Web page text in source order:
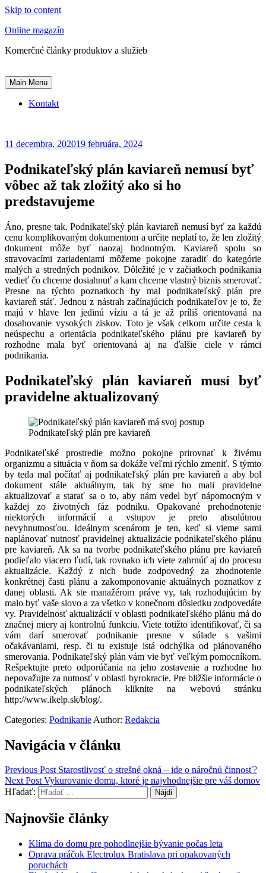
Skip to content
Online magazín
Komerčné články produktov a služieb
Main Menu
Kontakt
11 decembra, 202019 februára, 2024
Podnikateľský plán kaviareň nemusí byť
vôbec až tak zložitý ako si ho
predstavujeme
Áno, presne tak. Podnikateľský plán kaviareň nemusí byť za každú
cenu komplikovaným dokumentom a určite neplatí to, že len zložitý
dokument môže byť naozaj hodnotným. Kaviareň spolu so
stravovacími zariadeniami môžeme pokojne zaradiť do kategórie
malých a stredných podnikov. Dôležité je v začiatkoch podnikania
vedieť čo chceme dosiahnuť a kam chceme vlastný biznis smerovať.
Presne na týchto poznatkoch by mal podnikateľský plán pre
kaviareň stáť. Jednou z nástrah začínajúcich podnikateľov je to, že
majú v hlave len jedinú víziu a tá je až príliš orientovaná na
dosahovanie vysokých ziskov. Toto je však celkom určite cesta k
neúspechu a orientácia podnikateľského plánu pre kaviareň by
rozhodne mala byť orientovaná aj na ďalšie ciele v rámci
podnikania.
Podnikateľský plán kaviareň musí byť
pravidelne aktualizovaný
Podnikateľský plán pre kaviareň
Podnikateľské prostredie možno pokojne prirovnať k živému
organizmu a situácia v ňom sa dokáže veľmi rýchlo zmeniť. S týmto
by teda mal počítať aj podnikateľský plán pre kaviareň a aby bol
dokument stále aktuálnym, tak by sme ho mali pravidelne
aktualizovať a starať sa o to, aby nám vedel byť nápomocným v
každej zo životných fáz podniku. Opakované prehodnotenie
niektorých informácií a vstupov je preto absolútnou
nevyhnutnosťou. Ideálnym scenárom je ten, keď si vieme sami
naplánovať nutnosť pravidelnej aktualizácie podnikateľského plánu
pre kaviareň. Ak sa na tvorbe podnikateľského plánu pre kaviareň
podieľalo viacero ľudí, tak rovnako ich viete zahrnúť aj do procesu
aktualizácie. Každý z nich bude zodpovedný za zhodnotenie
konkrétnej časti plánu a zakomponovanie aktuálnych poznatkov z
danej oblasti. Ak ste manažérom práve vy, tak rozhodujúcim by
malo byť vaše slovo a za všetko v konečnom dôsledku zodpovedáte
vy. Pravidelnosť aktualizácií v oblasti podnikateľského plánu má do
značnej miery aj kontrolnú funkciu. Viete totižto identifikovať, či sa
vám darí smerovať podnikanie presne v súlade s vašimi
očakávaniami, resp. či tu existuje istá odchýlka od plánovaného
smerovania. Podnikateľský plán vám vie byť veľkým pomocníkom.
Rešpektujte preto odporúčania na jeho zostavenie a rozhodne ho
nepovažujte za nutnosť v oblasti byrokracie. Pre bližšie informácie o
podnikateľských plánoch kliknite na webovú stránku
http://www.ikelp.sk/blog/.
Categories: Podnikanie Author: Redakcia
Navigácia v článku
Previous Post Starostlivosť o strešné okná – ide o náročnú činnosť?
Next Post Vykurovanie domu, ktoré je najvhodnejšie pre váš domov
Hľadať:
Najnovšie články
Klíma do domu pre pohodlnejšie bývanie počas leta
Oprava práčok Electrolux Bratislava pri opakovaných
poruchách